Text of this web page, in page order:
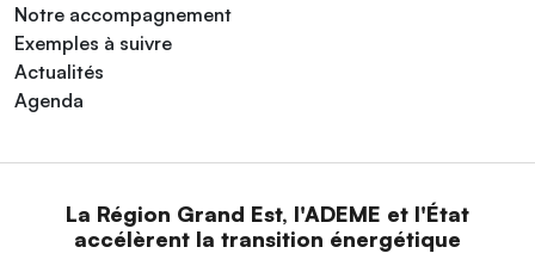
Notre accompagnement
Exemples à suivre
Actualités
Agenda
La Région Grand Est, l'ADEME et l'État
accélèrent la transition énergétique